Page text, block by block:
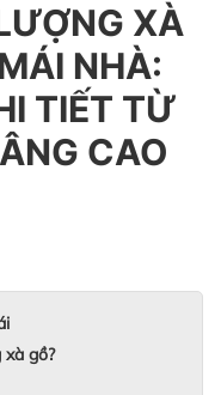
XÀ
NHÀ:
TIẾT TỪ
CAO
gồ?